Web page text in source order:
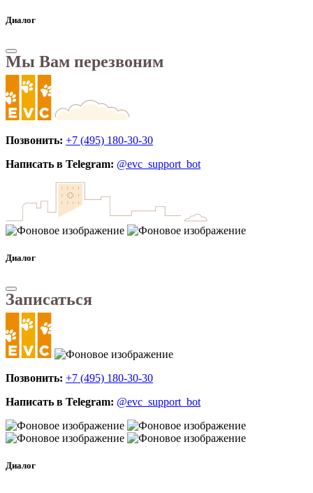
Диалог
Мы Вам перезвоним
Позвонить: +7 (495) 180-30-30
Написать в Telegram: @evc_support_bot
Диалог
Записаться
Позвонить: +7 (495) 180-30-30
Написать в Telegram: @evc_support_bot
Диалог